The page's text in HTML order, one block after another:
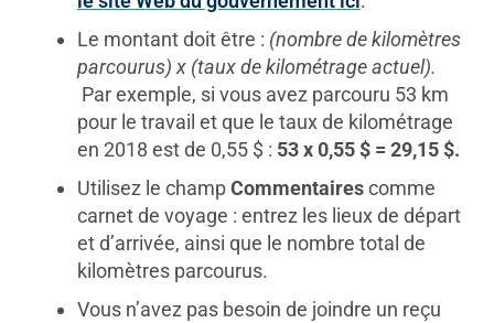
Le montant doit être : (nombre de kilomètres
parcourus) x (taux de kilométrage actuel).
Par exemple, si vous avez parcouru 53 km
pour le travail et que le taux de kilométrage
en 2018 est de 0,55 $ : 53 x 0,55 $ = 29,15 $.
Utilisez le champCommentairescomme
carnet de voyage : entrez les lieux de départ
et d’arrivée, ainsi que le nombre total de
kilomètres parcourus.
Vous n’avez pas besoin de joindre un reçu